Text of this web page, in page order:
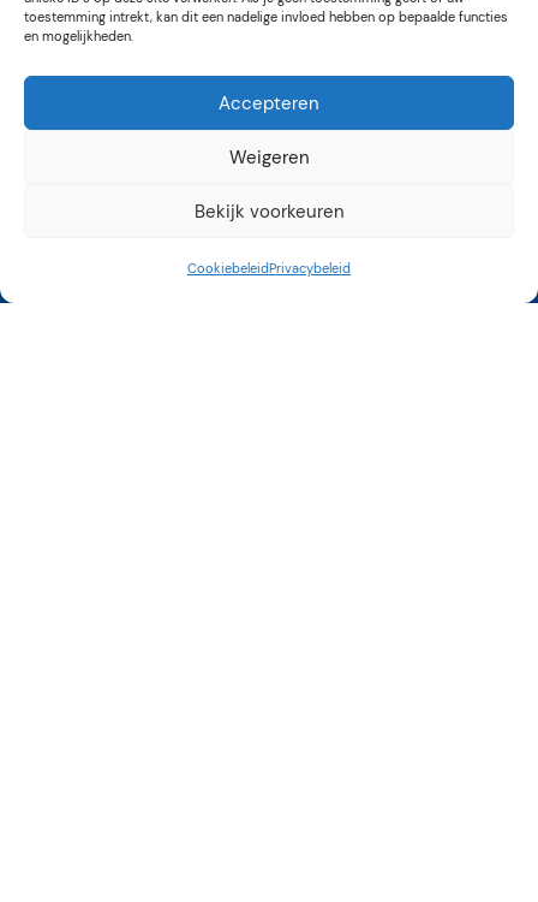
toestemming intrekt, kan dit een nadelige invloed hebben op bepaalde functies
en mogelijkheden.
Accepteren
Weigeren
Bekijk voorkeuren
CookiebeleidPrivacybeleid